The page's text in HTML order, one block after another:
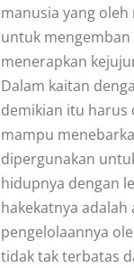
manusia yang
untuk
menerapkan
Dalam kaitan
demikian itu harus
mampu
dipergunakan
hidupnya dengan
hakekatnya
pengelolaannya
tidak tak terbatas